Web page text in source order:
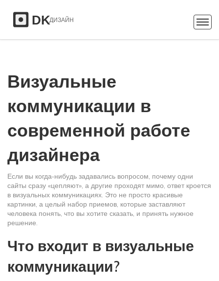
Визуальные
коммуникации в
современной работе
дизайнера
Если вы когда‑нибудь задавались вопросом, почему одни
сайты сразу «цепляют», а другие проходят мимо, ответ кроется
в визуальных коммуникациях. Это не просто красивые
картинки, а целый набор приемов, которые заставляют
человека понять, что вы хотите сказать, и принять нужное
решение.
Что входит в визуальные
коммуникации?